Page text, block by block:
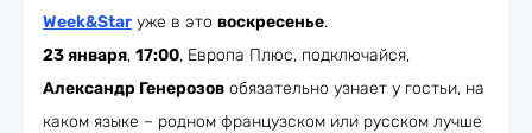
Week&Star уже в это воскресенье.
23 января, 17:00, Европа Плюс, подключайся,
Александр Генерозов обязательно узнает у гостьи, на
каком языке – родном французском или русском лучше